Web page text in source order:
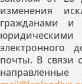
изменения
гражданами
электронного
почты. В связи